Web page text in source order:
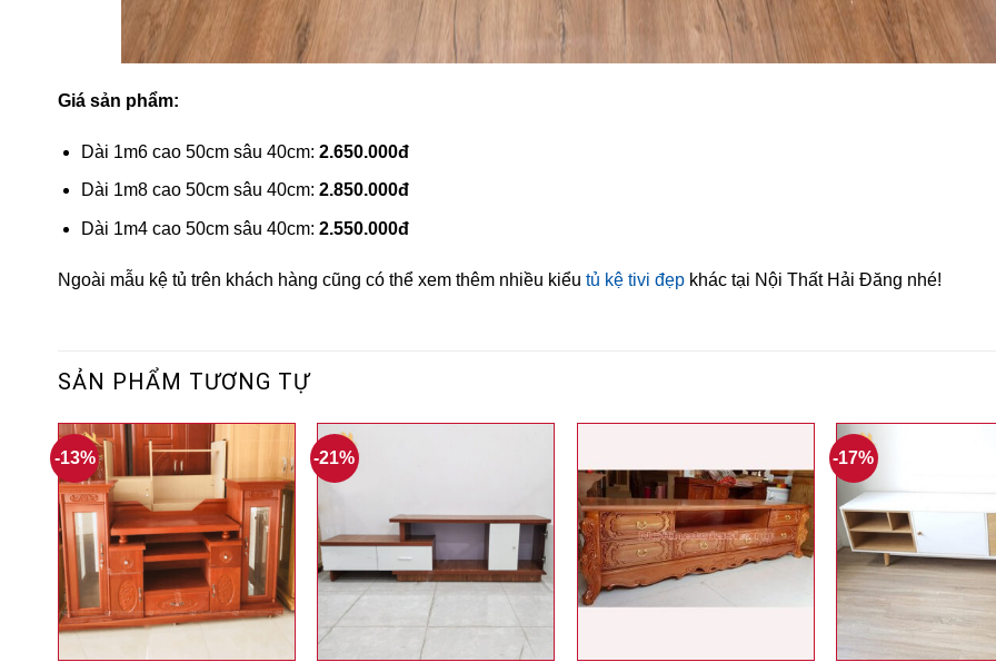
Giá sản phẩm:
Dài 1m6 cao 50cm sâu 40cm: 2.650.000đ
Dài 1m8 cao 50cm sâu 40cm: 2.850.000đ
Dài 1m4 cao 50cm sâu 40cm: 2.550.000đ
Ngoài mẫu kệ tủ trên khách hàng cũng có thể xem thêm nhiều kiểu tủ kệ tivi đẹp khác tại Nội Thất Hải Đăng nhé!
SẢN PHẨM TƯƠNG TỰ
-13% -21% -17%